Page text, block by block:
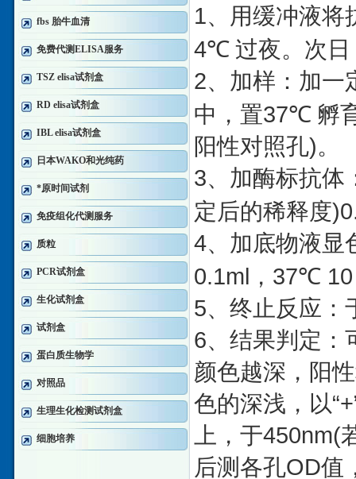
fbs 胎牛血清
免费代测ELISA服务
TSZ elisa试剂盒
RD elisa试剂盒
IBL elisa试剂盒
日本WAKO和光纯药
*原时间试剂
免疫组化代测服务
质粒
PCR试剂盒
生化试剂盒
试剂盒
蛋白质生物学
对照品
生理生化检测试剂盒
细胞培养
1、用缓冲液将
4℃ 过夜。次
2、加样：加一
中，置37℃ 孵
阳性对照孔)。
3、加酶标抗体
定后的稀释度
4、加底物液显
0.1ml ， 37℃ 10
5、终止反应：
6、结果判定：
颜色越深，阳
色的深浅，以
上，于450nm(
后测各孔OD值